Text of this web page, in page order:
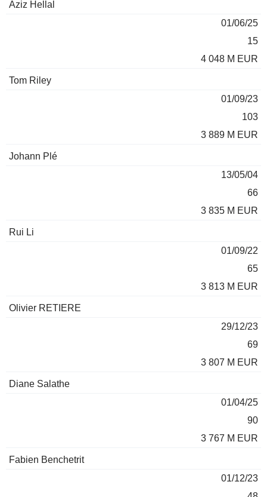
Aziz Hellal
01/06/25
15
4 048 M EUR
Tom Riley
01/09/23
103
3 889 M EUR
Johann Plé
13/05/04
66
3 835 M EUR
Rui Li
01/09/22
65
3 813 M EUR
Olivier RETIERE
29/12/23
69
3 807 M EUR
Diane Salathe
01/04/25
90
3 767 M EUR
Fabien Benchetrit
01/12/23